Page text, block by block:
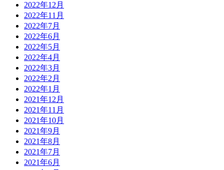
2022年12月
2022年11月
2022年7月
2022年6月
2022年5月
2022年4月
2022年3月
2022年2月
2022年1月
2021年12月
2021年11月
2021年10月
2021年9月
2021年8月
2021年7月
2021年6月